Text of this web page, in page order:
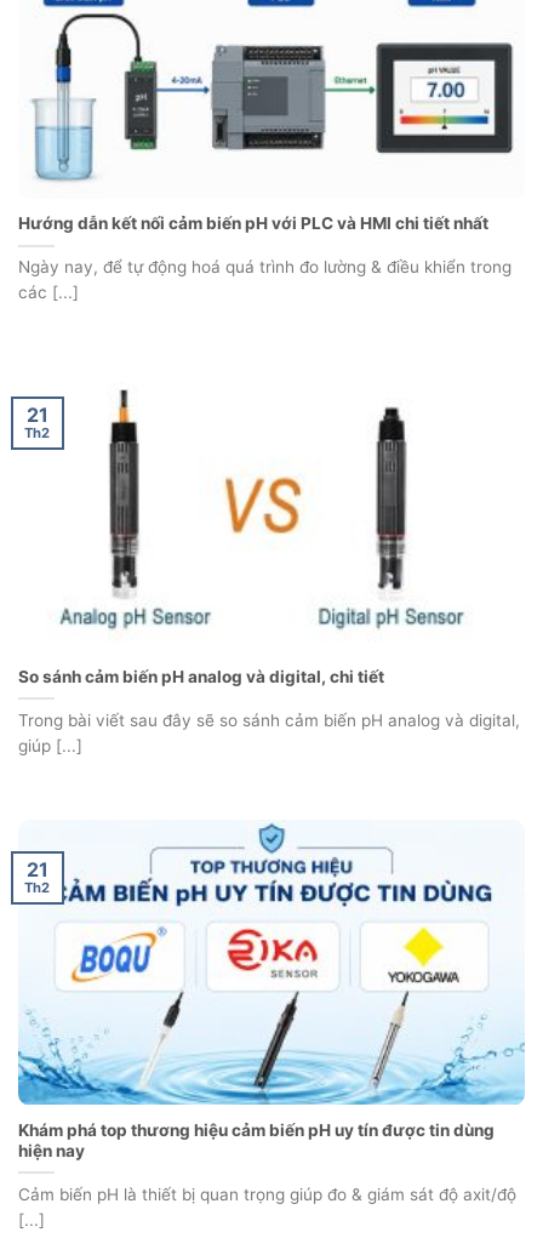
Hướng dẫn kết nối cảm biến pH với PLC và HMI chi tiết nhất
Ngày nay, để tự động hoá quá trình đo lường & điều khiển trong
các [...]
So sánh cảm biến pH analog và digital, chi tiết
Trong bài viết sau đây sẽ so sánh cảm biến pH analog và digital,
giúp [...]
21
Th2
Khám phá top thương hiệu cảm biến pH uy tín được tin dùng
hiện nay
Cảm biến pH là thiết bị quan trọng giúp đo & giám sát độ axit/độ
[...]
21
Th2